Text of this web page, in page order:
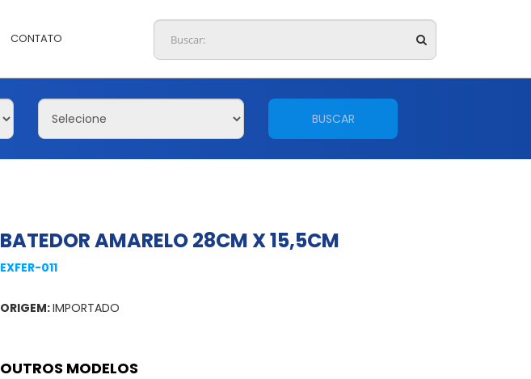
CONTATO
BUSCAR
BATEDOR AMARELO 28CM X 15,5CM
EXFER-011
ORIGEM:IMPORTADO
OUTROS MODELOS